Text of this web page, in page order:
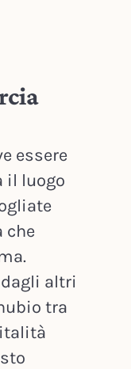
essere
il luogo
che
altri
tra